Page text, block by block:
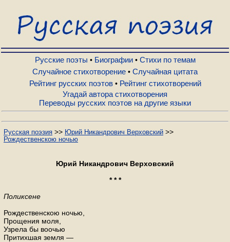
Русские поэты
Биографии
Стихи по темам
Случайное стихотворение
Рейтинг русских поэтов
Рейтинг стихотворений
Русские поэты • Биографии• Стихи по темам
Случайное стихотворение • Случайная цитата
Рейтинг русских поэтов• Рейтинг стихотворений
Угадай автора стихотворения
Переводы русских поэтов на другие языки
Русская поэзия >> Юрий Никандрович Верховский >>
Рождественскою ночью
Юрий Никандрович Верховский
* * *
Поликсене
Рождественскою ночью,
Прощения моля,
Узрела бы воочью
Притихшая земля —